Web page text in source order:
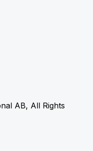
AB, All Rights